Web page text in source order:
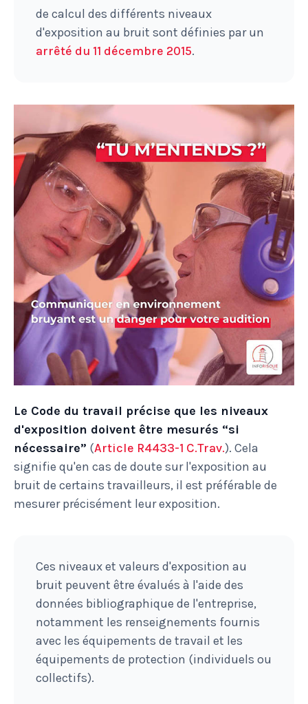
de calcul des différents niveaux
d'exposition au bruit sont définies par un
arrêté du 11 décembre 2015.
Le Code du travail précise que les niveaux
d'exposition doivent être mesurés “si
nécessaire” (Article R4433-1 C.Trav.). Cela
signifie qu'en cas de doute sur l'exposition au
bruit de certains travailleurs, il est préférable de
mesurer précisément leur exposition.
Ces niveaux et valeurs d'exposition au
bruit peuvent être évalués à l'aide des
données bibliographique de l'entreprise,
notamment les renseignements fournis
avec les équipements de travail et les
équipements de protection (individuels ou
collectifs).